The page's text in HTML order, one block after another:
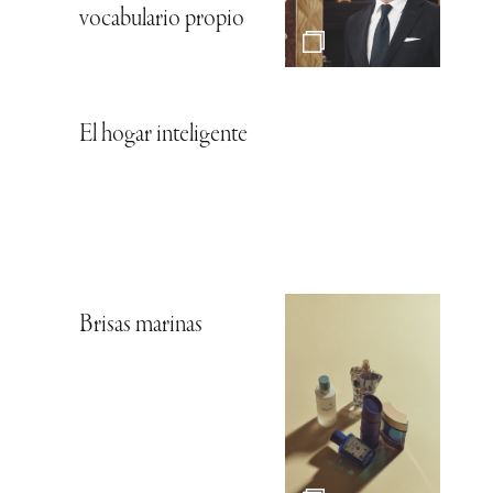
vocabulario propio
El hogar inteligente
Brisas marinas